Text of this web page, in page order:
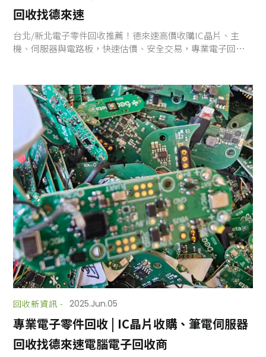
回收找德來速
台北/新北電子零件回收推薦！德來速高價收購IC晶片、主
機、伺服器與電路板，快速估價、安全交易，專業電子回收
回收新資訊 - 2025.Jun.05
專業電子零件回收 | IC晶片收購、筆電伺服器
回收找德來速電腦電子回收商